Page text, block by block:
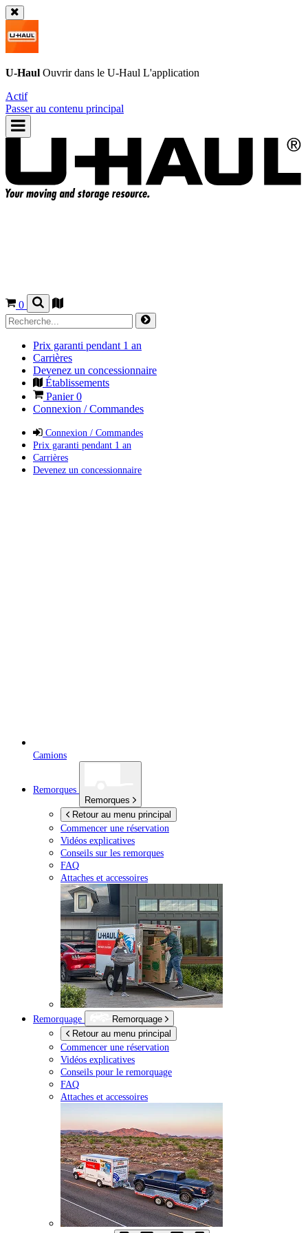
U-Haul Ouvrir dans le U-Haul L'application
Actif
Passer au contenu principal
0
Prix garanti pendant 1 an
Carrières
Devenez un concessionnaire
Établissements
Panier0
Connexion / Commandes
Connexion / Commandes
Prix garanti pendant 1 an
Carrières
Devenez un concessionnaire
Camions
Remorques
Remorques
Retour au menu principal
Commencer une réservation
Vidéos explicatives
Conseils sur les remorques
FAQ
Attaches et accessoires
Remorquage
Remorquage
Retour au menu principal
Commencer une réservation
Vidéos explicatives
Conseils pour le remorquage
FAQ
Attaches et accessoires